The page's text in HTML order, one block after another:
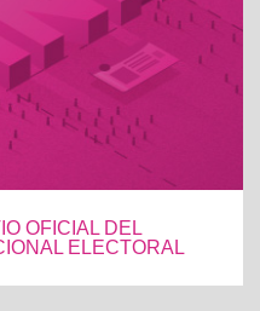
OFICIAL DEL
ELECTORAL